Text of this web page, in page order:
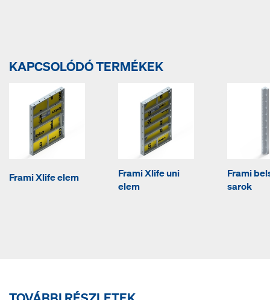
KAPCSOLÓDÓ TERMÉKEK
Frami Xlife elem
Frami Xlife uni
elem
Frami
sarok